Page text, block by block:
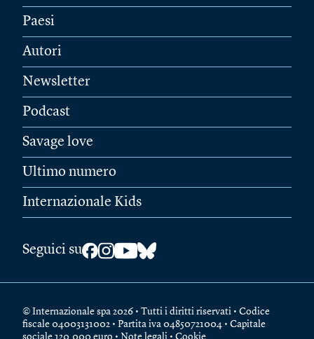
Paesi
Autori
Newsletter
Podcast
Savage love
Ultimo numero
Internazionale Kids
Seguici su
© Internazionale spa 2026 • Tutti i diritti riservati • Codice
fiscale 04003131002 • Partita iva 04850721004 • Capitale